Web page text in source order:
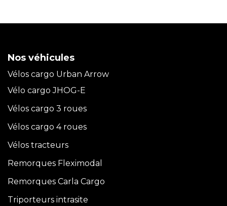
Nos véhicules
Vélos cargo Urban Arrow
Vélo cargo JHOG-E
Vélos cargo 3 roues
Vélos cargo 4 roues
Vélos tracteurs
Remorques Fleximodal
Remorques Carla Cargo
Triporteurs intrasite